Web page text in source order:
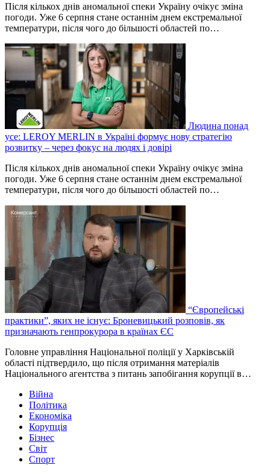
Після кількох днів аномальної спеки Україну очікує зміна
погоди. Уже 6 серпня стане останнім днем екстремальної
температури, після чого до більшості областей по…
Людина понад
усе: LEROY MERLIN в Україні формує нову стратегію
розвитку – через фокус на людях і довірі
Після кількох днів аномальної спеки Україну очікує зміна
погоди. Уже 6 серпня стане останнім днем екстремальної
температури, після чого до більшості областей по…
“Європейські
практики”, яких не існує: Броневицький розповів, як
призначають генпрокурора в країнах ЄС
Головне управління Національної поліції у Харківській
області підтвердило, що після отримання матеріалів
Національного агентства з питань запобігання корупції в…
Війна
Політика
Економіка
Корупція
Бізнес
Світ
Спорт